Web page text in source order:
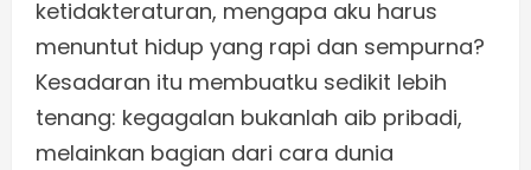
ketidakteraturan, mengapa aku harus
menuntut hidup yang rapi dan sempurna?
Kesadaran itu membuatku sedikit lebih
tenang: kegagalan bukanlah aib pribadi,
melainkan bagian dari cara dunia